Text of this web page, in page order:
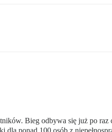
Bieg odbywa się już po raz
ponad 100 osób z